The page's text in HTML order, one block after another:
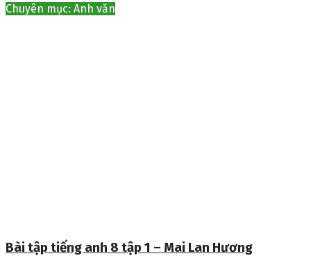
Chuyên mục: Anh văn
Bài tập tiếng anh 8 tập 1 – Mai Lan Hương